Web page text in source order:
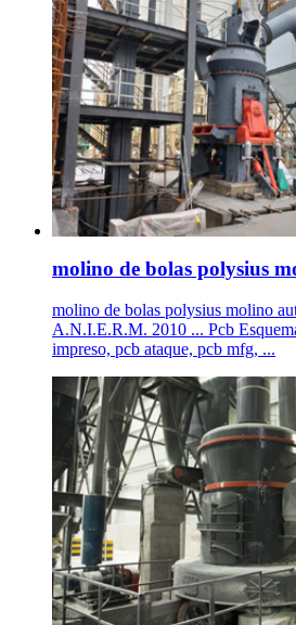
molino de bolas polysius
molino de bolas polysius molino
A.N.I.E.R.M. 2010 ... Pcb
impreso, pcb ataque, pcb mfg, ...